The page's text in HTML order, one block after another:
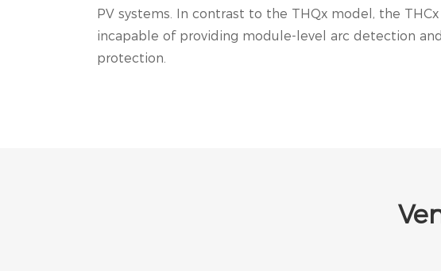
PV systems. In contrast to the THQx model, the THCx
incapable of providing module-level arc detection and
protection.